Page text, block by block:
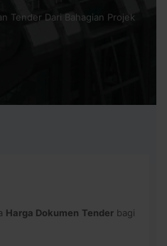
Tender Dari Bahagian Projek
Harga Dokumen Tender bagi